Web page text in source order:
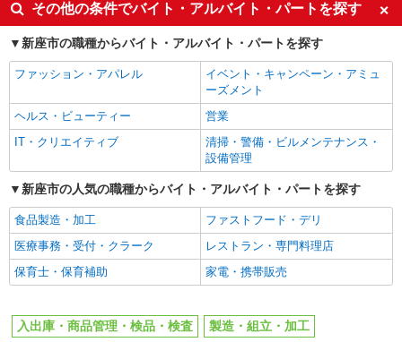
その他の条件でバイト・アルバイト・パートを探す
新座市の職種からバイト・アルバイト・パートを探す
ファッション・アパレル
イベント・キャンペーン・アミュ
ーズメント
ヘルス・ビューティー
営業
IT・クリエイティブ
清掃・警備・ビルメンテナンス・
設備管理
新座市の人気の職種からバイト・アルバイト・パートを探す
食品製造・加工
ファストフード・デリ
医療事務・受付・クラーク
レストラン・専門料理店
保育士・保育補助
家電・携帯販売
入出庫・商品管理・検品・検査
製造・組立・加工